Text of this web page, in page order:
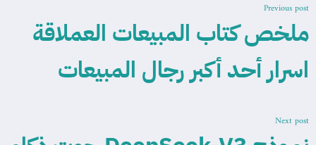
Previous post
ملخص كتاب المبيعات العملاقة
اسرار أحد أكبر رجال المبيعات
Next post